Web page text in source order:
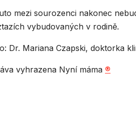
mezi sourozenci nakonec
vybudovaných v rodině.
Dr. Mariana Czapski, doktorka
vyhrazena Nyní máma ®